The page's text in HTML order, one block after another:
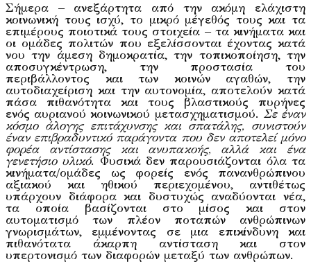
Σήμερα – ανεξάρτητα από την ακόμη ελάχιστη
κοινωνική τους ισχύ, το μικρό μέγεθός τους και τα
επιμέρους ποιοτικά τους στοιχεία – τα κινήματα και
οι ομάδες πολιτών που εξελίσσονται έχοντας κατά
νου την άμεση δημοκρατία, την τοπικοποίηση, την
αποσυγκέντρωση, την προστασία του
περιβάλλοντος και των κοινών αγαθών, την
αυτοδιαχείριση και την αυτονομία, αποτελούν κατά
πάσα πιθανότητα και τους βλαστικούς πυρήνες
ενός αυριανού κοινωνικού μετασχηματισμού. Σε έναν
κόσμο άλογης επιτάχυνσης και σπατάλης, συνιστούν
έναν επιβραδυντικό παράγοντα που δεν αποτελεί μόνο
φορέα αντίστασης και ανυπακοής, αλλά και ένα
γενετήσιο υλικό. Φυσικά δεν παρουσιάζονται όλα τα
κινήματα/ομάδες ως φορείς ενός πανανθρώπινου
αξιακού και ηθικού περιεχομένου, αντιθέτως
υπάρχουν διάφορα και δυστυχώς αναδύονται νέα,
τα οποία βασίζονται στο μίσος και στον
αυτοματισμό των πλέον ποταπών ανθρώπινων
γνωρισμάτων, εμμένοντας σε μια επικίνδυνη και
πιθανότατα άκαρπη αντίσταση και στον
υπερτονισμό των διαφορών μεταξύ των ανθρώπων.